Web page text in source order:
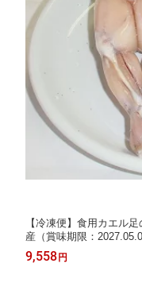
【冷凍便】食用カエル
産（賞味期限：
9,558 円